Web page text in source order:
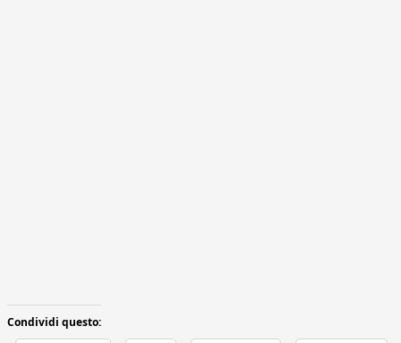
Condividi questo: